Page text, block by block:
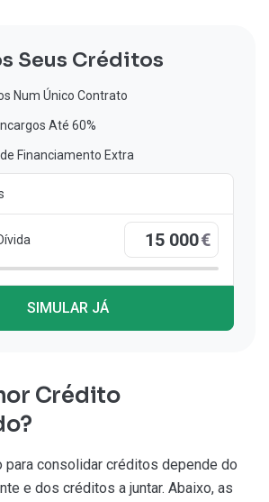
Seus Créditos
Num Único Contrato
Até 60%
Financiamento Extra
€
SIMULAR JÁ
Crédito
para consolidar créditos depende do
e dos créditos a juntar. Abaixo, as